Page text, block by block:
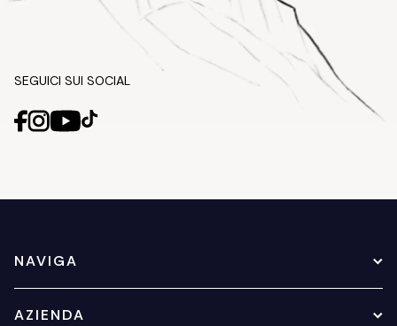
SEGUICI SUI SOCIAL
NAVIGA
AZIENDA